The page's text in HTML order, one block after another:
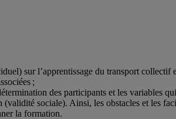
sur l’apprentissage du transport
;
des participants et les variables
sociale). Ainsi, les obstacles et les
la formation.